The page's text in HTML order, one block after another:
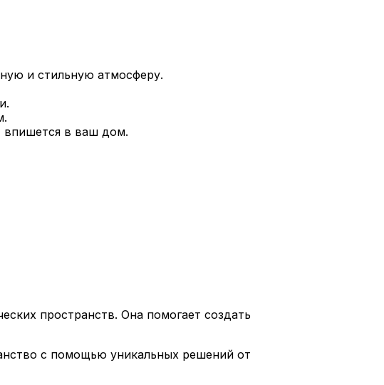
и стильную атмосферу.
впишется в ваш дом.
пространств. Она помогает создать
с помощью уникальных решений от